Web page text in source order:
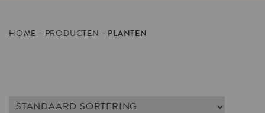
HOME - PRODUCTEN - PLANTEN